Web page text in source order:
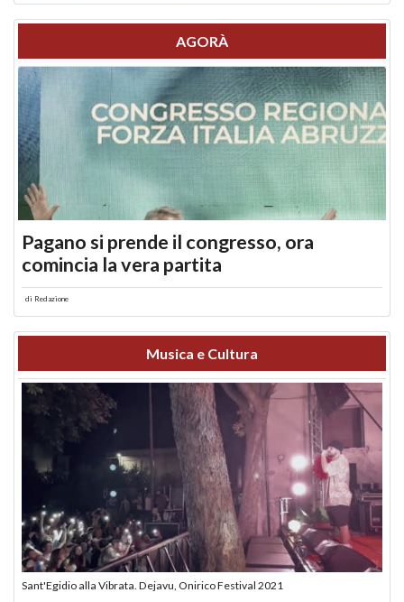
AGORÀ
Pagano si prende il congresso, ora
comincia la vera partita
di Redazione
Musica e Cultura
Sant'Egidio alla Vibrata. Dejavu, Onirico Festival 2021